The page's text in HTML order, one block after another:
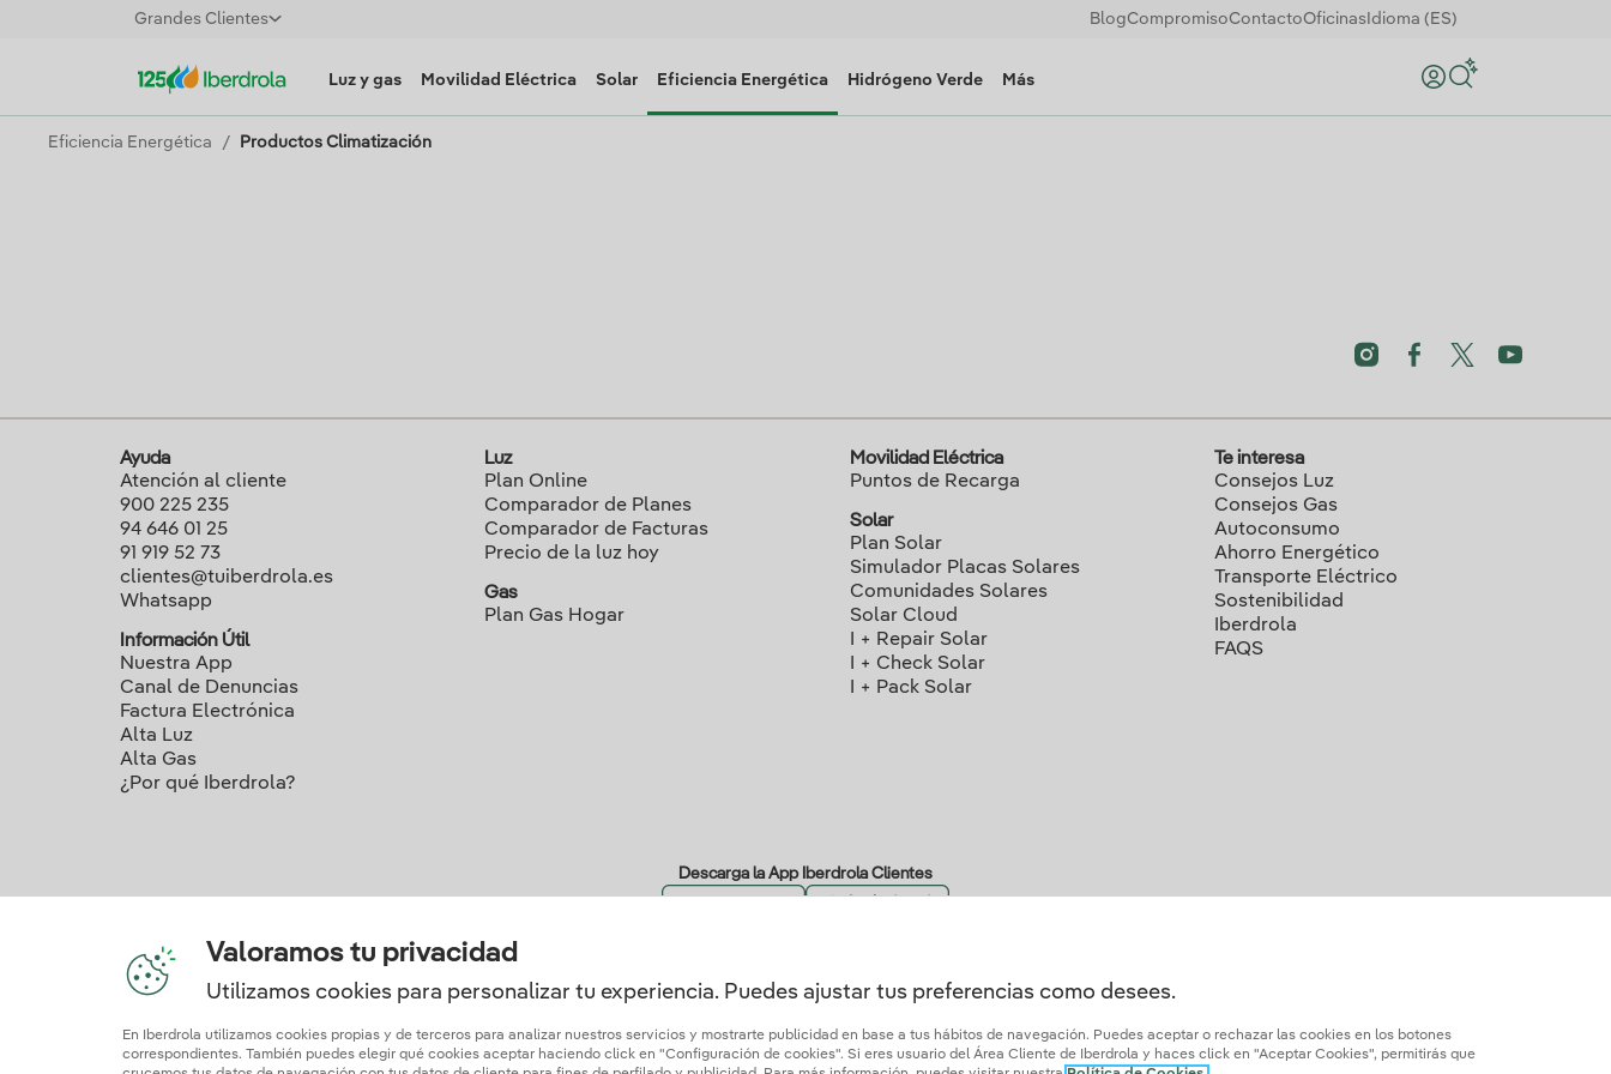
Grandes Clientes BlogCompromisoContactoOficinas Idioma (ES)
Luz y gas Movilidad Eléctrica Solar Eficiencia Energética Hidrógeno Verde Más Buscar
Eficiencia Energética Productos Climatización
Ayuda
Atención al cliente
900 225 235
94 646 01 25
91 919 52 73
clientes@tuiberdrola.es
Whatsapp
Información Útil
Nuestra App
Canal de Denuncias
Factura Electrónica
Alta Luz
Alta Gas
¿Por qué Iberdrola?
Luz
Plan Online
Comparador de Planes
Comparador de Facturas
Precio de la luz hoy
Gas
Plan Gas Hogar
Movilidad Eléctrica
Puntos de Recarga
Solar
Plan Solar
Simulador Placas Solares
Comunidades Solares
Solar Cloud
I + Repair Solar
I + Check Solar
I + Pack Solar
Te interesa
Consejos Luz
Consejos Gas
Autoconsumo
Ahorro Energético
Transporte Eléctrico
Sostenibilidad
Iberdrola
FAQS
Descarga la App Iberdrola Clientes
Valoramos tu privacidad
Utilizamos cookies para personalizar tu experiencia. Puedes ajustar tus preferencias como desees.
En Iberdrola utilizamos cookies propias y de terceros para analizar nuestros servicios y mostrarte publicidad en base a tus hábitos de navegación. Puedes aceptar o rechazar las cookies en los botones
correspondientes. También puedes elegir qué cookies aceptar haciendo click en "Configuración de cookies". Si eres usuario del Área Cliente de Iberdrola y haces click en "Aceptar Cookies", permitirás que